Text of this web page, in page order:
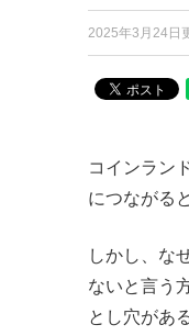
2025年3月24日
コインラン
につながる
しかし、な
ないと言う
とし穴があ